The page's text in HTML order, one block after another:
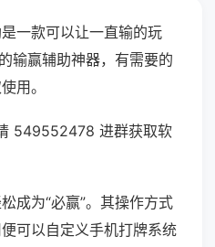
一款可以让一直输的玩
输赢辅助神器，有需要的
用。
549552478 进群获取软
成为“必赢”。其操作方式
可以自定义手机打牌系统